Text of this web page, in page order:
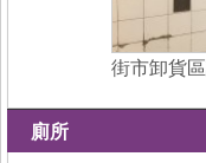
街市卸貨
廁所